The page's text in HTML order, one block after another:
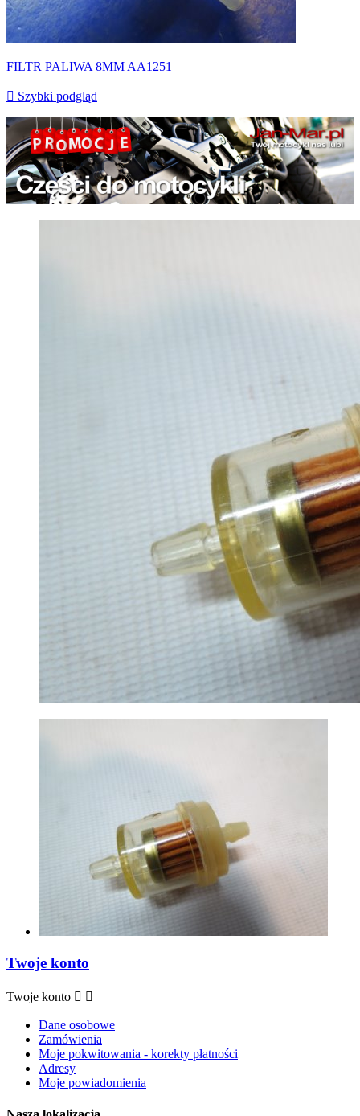
FILTR PALIWA 8MM AA1251
 Szybki podgląd
Twoje konto
Twoje konto  
Dane osobowe
Zamówienia
Moje pokwitowania - korekty płatności
Adresy
Moje powiadomienia